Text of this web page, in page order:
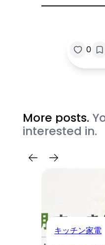
0
More posts.
interested in.
キッチン家電